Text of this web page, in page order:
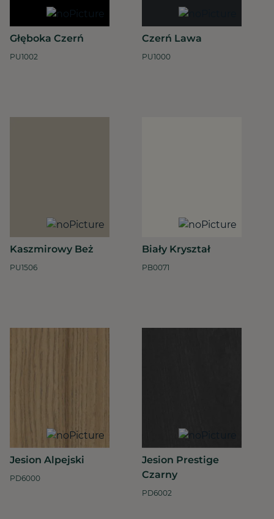
Głęboka Czerń
PU1002
Czerń Lawa
PU1000
Kaszmirowy Beż
PU1506
Biały Kryształ
PB0071
Jesion Alpejski
PD6000
Jesion Prestige
Czarny
PD6002